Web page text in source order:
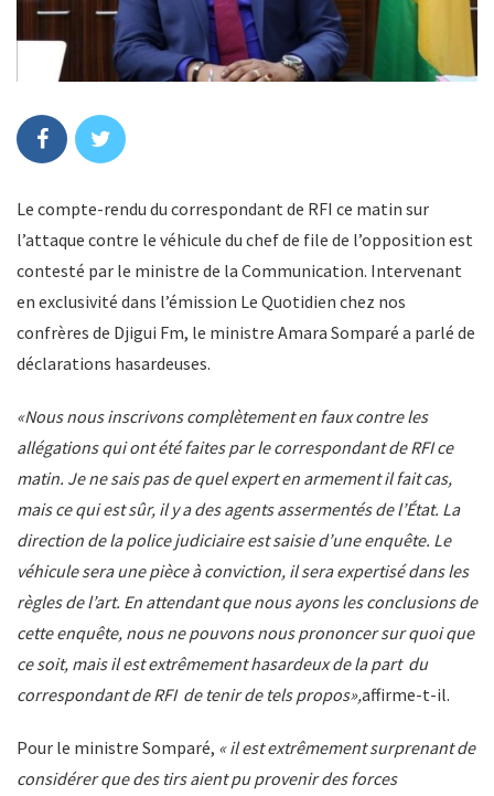
Le compte-rendu du correspondant de RFI ce matin sur
l’attaque contre le véhicule du chef de file de l’opposition est
contesté par le ministre de la Communication. Intervenant
en exclusivité dans l’émission Le Quotidien chez nos
confrères de Djigui Fm, le ministre Amara Somparé a parlé de
déclarations hasardeuses.
«Nous nous inscrivons complètement en faux contre les
allégations qui ont été faites par le correspondant de RFI ce
matin. Je ne sais pas de quel expert en armement il fait cas,
mais ce qui est sûr, il y a des agents assermentés del’État. La
direction de la police judiciaire est saisie d’une enquête. Le
véhicule sera une pièce à conviction, il sera expertisé dans les
règles de l’art. En attendant que nousayons les conclusions de
cette enquête, nous ne pouvons nous prononcer sur quoi que
ce soit, mais il est extrêmement hasardeux de la part du
correspondant deRFIde tenir de tels propos»,affirme-t-il.
Pour le ministre Somparé, « il est extrêmement surprenant de
considérer que des tirs aient pu provenir des forces